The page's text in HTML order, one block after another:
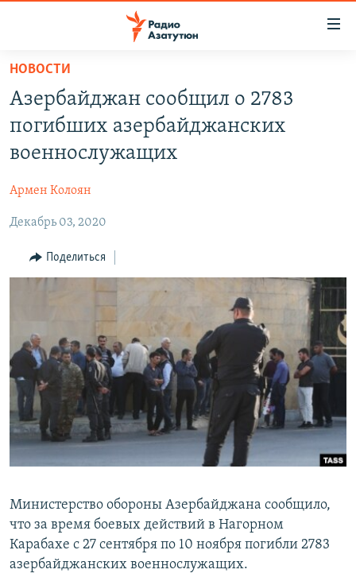
Перейти
основному
содержанию
основной
навигации
Перейти
поиску
ГЛАВНАЯ
НОВОСТИ
ЭКОНОМИКА
РЕГИОН
НАГОРНЫЙ КАРАБАХ
КУЛЬТУРА
АРХИВ
Հայերեն
English
Русский
НОВОСТИ
Азербайджан сообщил о 2783
погибших азербайджанских
военнослужащих
Армен Колоян
Декабрь 03, 2020
Поделиться
Министерство обороны Азербайджана сообщило,
что за время боевых действий в Нагорном
Карабахе с 27 сентября по 10 ноября погибли 2783
азербайджанских военнослужащих.